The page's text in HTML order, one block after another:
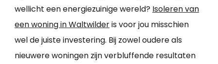
wellicht een energiezuinige wereld? Isoleren van
een woning in Waltwilderis voor jou misschien
wel de juiste investering. Bij zowel oudere als
nieuwere woningen zijn verbluffende resultaten